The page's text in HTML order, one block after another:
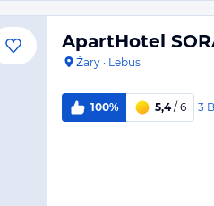
ApartHotel
Żary · Lebus
100% 5,4/ 6 3